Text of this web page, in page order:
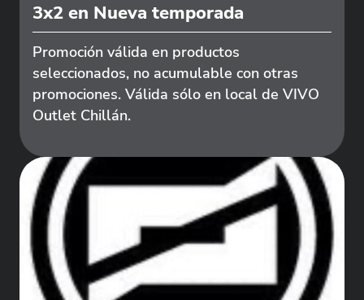
3x2 en Nueva temporada
Promoción válida en productos
seleccionados, no acumulable con otras
promociones. Válida sólo en local de VIVO
Outlet Chillán.